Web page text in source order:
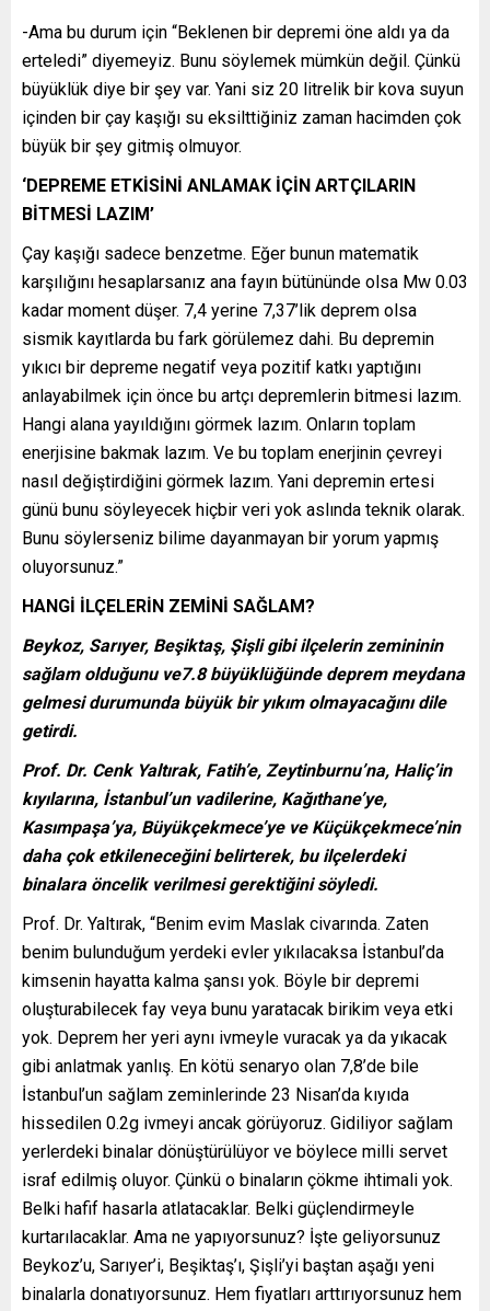
-Ama bu durum için “Beklenen bir depremi öne aldı ya da
erteledi” diyemeyiz. Bunu söylemek mümkün değil. Çünkü
büyüklük diye bir şey var. Yani siz 20 litrelik bir kova suyun
içinden bir çay kaşığı su eksilttiğiniz zaman hacimden çok
büyük bir şey gitmiş olmuyor.
‘DEPREME ETKİSİNİ ANLAMAK İÇİN ARTÇILARIN
BİTMESİ LAZIM’
Çay kaşığı sadece benzetme. Eğer bunun matematik
karşılığını hesaplarsanız ana fayın bütününde olsa Mw 0.03
kadar moment düşer. 7,4 yerine 7,37’lik deprem olsa
sismik kayıtlarda bu fark görülemez dahi. Bu depremin
yıkıcı bir depreme negatif veya pozitif katkı yaptığını
anlayabilmek için önce bu artçı depremlerin bitmesi lazım.
Hangi alana yayıldığını görmek lazım. Onların toplam
enerjisine bakmak lazım. Ve bu toplam enerjinin çevreyi
nasıl değiştirdiğini görmek lazım. Yani depremin ertesi
günü bunu söyleyecek hiçbir veri yok aslında teknik olarak.
Bunu söylerseniz bilime dayanmayan bir yorum yapmış
oluyorsunuz.”
HANGİ İLÇELERİN ZEMİNİ SAĞLAM?
Beykoz, Sarıyer, Beşiktaş, Şişli gibi ilçelerin zemininin
sağlam olduğunu ve7.8 büyüklüğünde deprem meydana
gelmesi durumunda büyük bir yıkım olmayacağını dile
getirdi.
Prof. Dr. Cenk Yaltırak, Fatih’e, Zeytinburnu’na, Haliç’in
kıyılarına, İstanbul’un vadilerine, Kağıthane’ye,
Kasımpaşa’ya, Büyükçekmece’ye ve Küçükçekmece’nin
daha çok etkileneceğini belirterek, bu ilçelerdeki
binalara öncelik verilmesi gerektiğini söyledi.
Prof. Dr. Yaltırak, “Benim evim Maslak civarında. Zaten
benim bulunduğum yerdeki evler yıkılacaksa İstanbul’da
kimsenin hayatta kalma şansı yok. Böyle bir depremi
oluşturabilecek fay veya bunu yaratacak birikim veya etki
yok. Deprem her yeri aynı ivmeyle vuracak ya da yıkacak
gibi anlatmak yanlış. En kötü senaryo olan 7,8’de bile
İstanbul’un sağlam zeminlerinde 23 Nisan’da kıyıda
hissedilen 0.2g ivmeyi ancak görüyoruz. Gidiliyor sağlam
yerlerdeki binalar dönüştürülüyor ve böylece milli servet
israf edilmiş oluyor. Çünkü o binaların çökme ihtimali yok.
Belki hafif hasarla atlatacaklar. Belki güçlendirmeyle
kurtarılacaklar. Ama ne yapıyorsunuz? İşte geliyorsunuz
Beykoz’u, Sarıyer’i, Beşiktaş’ı, Şişli’yi baştan aşağı yeni
binalarla donatıyorsunuz. Hem fiyatları arttırıyorsunuz hem